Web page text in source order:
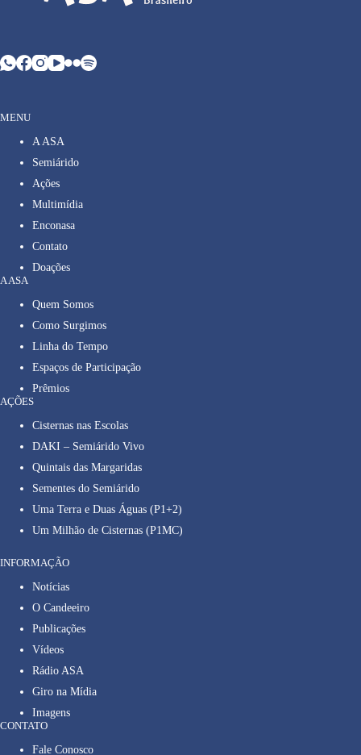
MENU
A ASA
Semiárido
Ações
Multimídia
Enconasa
Contato
Doações
A ASA
Quem Somos
Como Surgimos
Linha do Tempo
Espaços de Participação
Prêmios
AÇÕES
Cisternas nas Escolas
DAKI – Semiárido Vivo
Quintais das Margaridas
Sementes do Semiárido
Uma Terra e Duas Águas (P1+2)
Um Milhão de Cisternas (P1MC)
INFORMAÇÃO
Notícias
O Candeeiro
Publicações
Vídeos
Rádio ASA
Giro na Mídia
Imagens
CONTATO
Fale Conosco